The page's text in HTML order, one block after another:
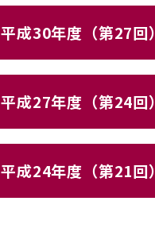
平成30年度（第27回）
平成27年度（第24回）
平成24年度（第21回）